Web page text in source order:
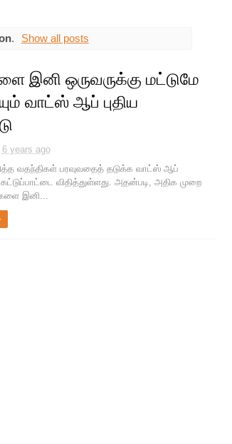
. Show all posts
இனி ஒருவருக்கு மட்டுமே
வாட்ஸ் ஆப் புதிய
6 years ago
வதந்திகள் பரவுவதைத் தடுக்க வாட்ஸ் ஆப்
கட்டுப்பாட்டை விதித்துள்ளது. அதன்படி, அதிக முறை
இனி...